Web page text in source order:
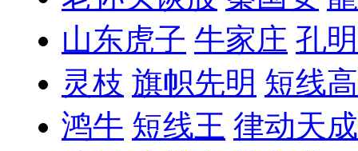
山东虎子 牛家庄 孔
灵枝 旗帜先明 短线
鸿牛 短线王 律动天成